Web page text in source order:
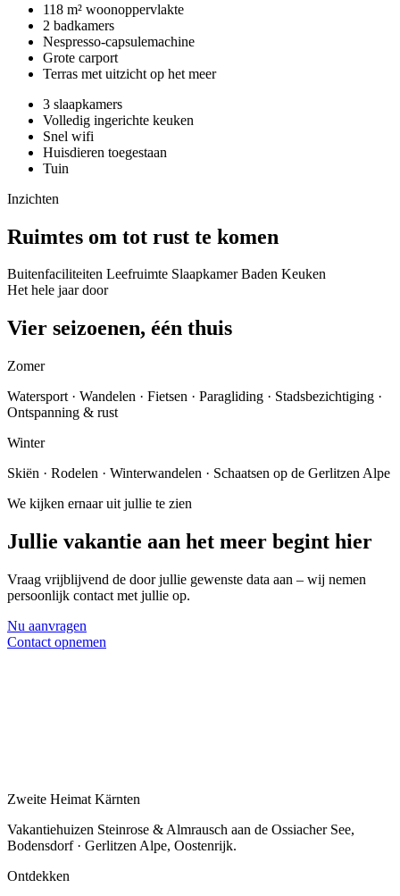
118 m² woonoppervlakte
2 badkamers
Nespresso-capsulemachine
Grote carport
Terras met uitzicht op het meer
3 slaapkamers
Volledig ingerichte keuken
Snel wifi
Huisdieren toegestaan
Tuin
Inzichten
Ruimtes om tot rust te komen
Buitenfaciliteiten Leefruimte SlaapkamerBaden Keuken
Het hele jaar door
Vier seizoenen, één thuis
Zomer
Watersport · Wandelen · Fietsen · Paragliding · Stadsbezichtiging ·
Ontspanning & rust
Winter
Skiën · Rodelen · Winterwandelen · Schaatsen op de Gerlitzen Alpe
We kijken ernaar uit jullie te zien
Jullie vakantie aan het meer begint hier
Vraag vrijblijvend de door jullie gewenste data aan – wij nemen
persoonlijk contact met jullie op.
Nu aanvragen
Contact opnemen
Zweite Heimat Kärnten
Vakantiehuizen Steinrose & Almrausch aan de Ossiacher See,
Bodensdorf · Gerlitzen Alpe, Oostenrijk.
Ontdekken